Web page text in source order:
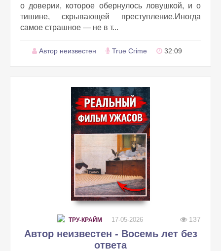
о доверии, которое обернулось ловушкой, и о
тишине, скрывающей преступление.Иногда
самое страшное — не в т...
Автор неизвестен True Crime 32:09
ТРУ-КРАЙМ 17-05-2026 137
Автор неизвестен - Восемь лет без
ответа